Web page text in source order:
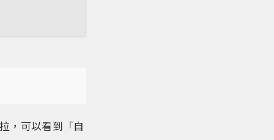
，可以看到「自